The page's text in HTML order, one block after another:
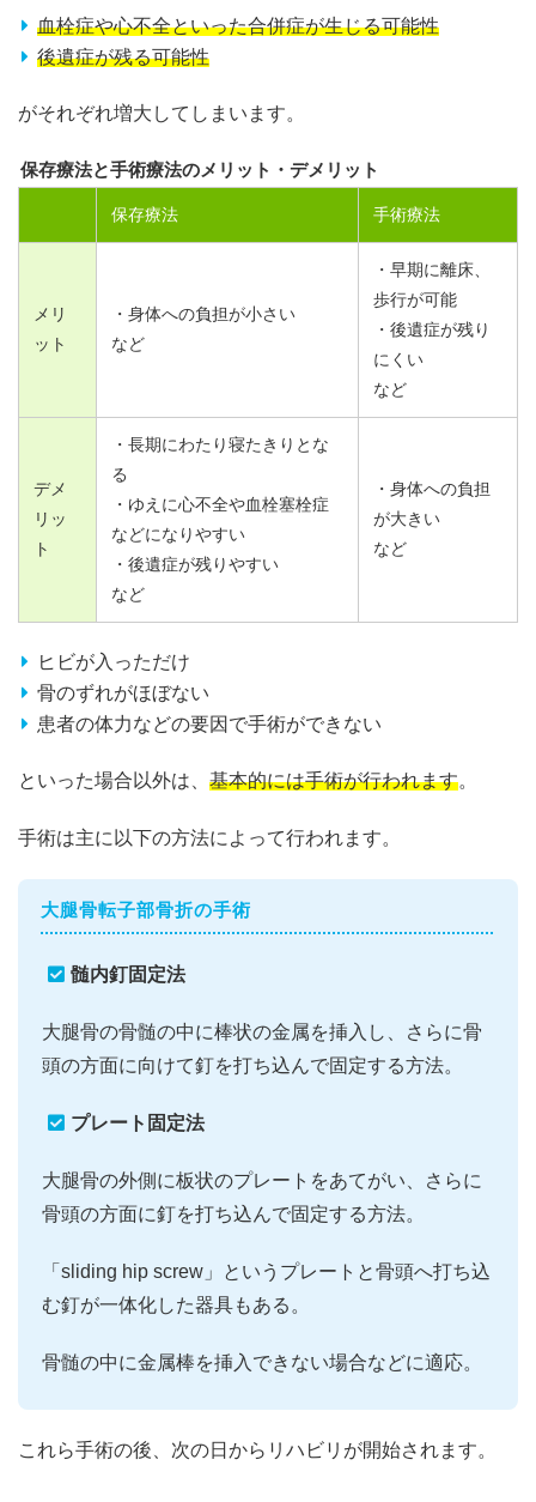
血栓症や心不全といった合併症が生じる可能性
後遺症が残る可能性
がそれぞれ増大してしまいます。
保存療法と手術療法のメリット・デメリット
保存療法 手術療法
メリ
ット
・身体への負担が小さい
など
・早期に離床、
歩行が可能
・後遺症が残り
にくい
など
デメ
リッ
ト
・長期にわたり寝たきりとな
る
・ゆえに心不全や血栓塞栓症
などになりやすい
・後遺症が残りやすい
など
・身体への負担
が大きい
など
ヒビが入っただけ
骨のずれがほぼない
患者の体力などの要因で手術ができない
といった場合以外は、 基本的には手術が行われます。
手術は主に以下の方法によって行われます。
大腿骨転子部骨折の手術
髄内釘固定法
大腿骨の骨髄の中に棒状の金属を挿入し、さらに骨
頭の方面に向けて釘を打ち込んで固定する方法。
プレート固定法
大腿骨の外側に板状のプレートをあてがい、さらに
骨頭の方面に釘を打ち込んで固定する方法。
「sliding hip screw」というプレートと骨頭へ打ち込
む釘が一体化した器具もある。
骨髄の中に金属棒を挿入できない場合などに適応。
これら手術の後、次の日からリハビリが開始されます。